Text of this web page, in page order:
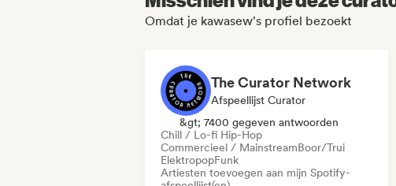
Omdat je kawasew's profiel bezoekt
The Curator Network
Afspeellijst Curator
&gt; 7400 gegeven antwoorden
Chill / Lo-fi Hip-Hop
Commercieel / MainstreamBoor/Trui
ElektropopFunk
Artiesten toevoegen aan mijn Spotify-